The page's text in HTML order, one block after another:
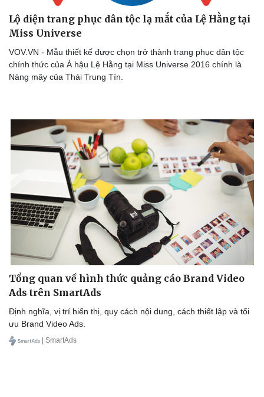
Văn hóa
Âm nhạc
Di sản
Sao Việt
Lộ diện trang phục dân tộc lạ mắt của Lệ Hằng tại
Miss Universe
VOV.VN - Mẫu thiết kế được chọn trở thành trang phục dân tộc
chính thức của Á hậu Lệ Hằng tại Miss Universe 2016 chính là
Nàng mây của Thái Trung Tín.
Tổng quan về hình thức quảng cáo Brand Video
Ads trên SmartAds
Định nghĩa, vị trí hiển thị, quy cách nội dung, cách thiết lập và tối
ưu Brand Video Ads.
| SmartAds